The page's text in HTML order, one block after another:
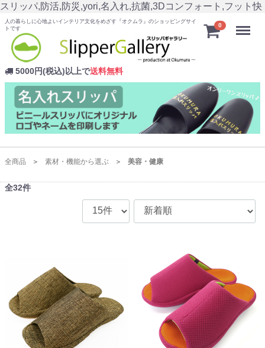
スリッパ,防活,防災,yori,名入れ,抗菌,3Dコンフォート,フット快
人の暮らしに心地よいインテリア文化をめざす『オクムラ』のショッピングサイ
トです
5000円(税込)以上で送料無料
0 Menu
全商品 素材・機能から選ぶ 美容・健康
全32件